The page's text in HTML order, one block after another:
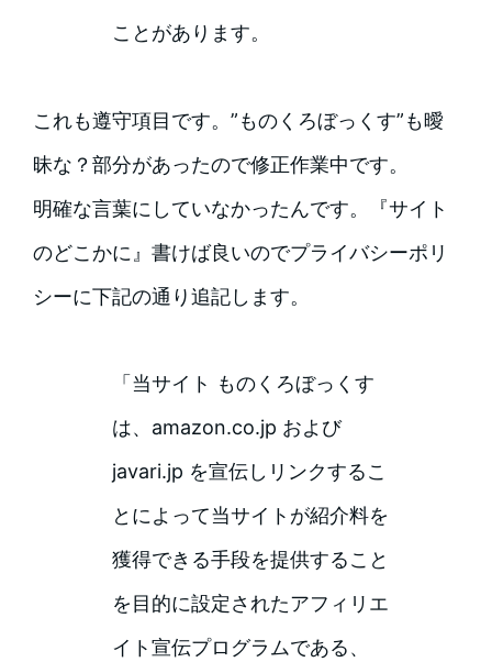
ことがあります。
これも遵守項目です。”ものくろぼっくす”も曖
昧な？部分があったので修正作業中です。
明確な言葉にしていなかったんです。『サイト
のどこかに』書けば良いのでプライバシーポリ
シーに下記の通り追記します。
「当サイト ものくろぼっくす
は、amazon.co.jp および
javari.jp を宣伝しリンクするこ
とによって当サイトが紹介料を
獲得できる手段を提供すること
を目的に設定されたアフィリエ
イト宣伝プログラムである、